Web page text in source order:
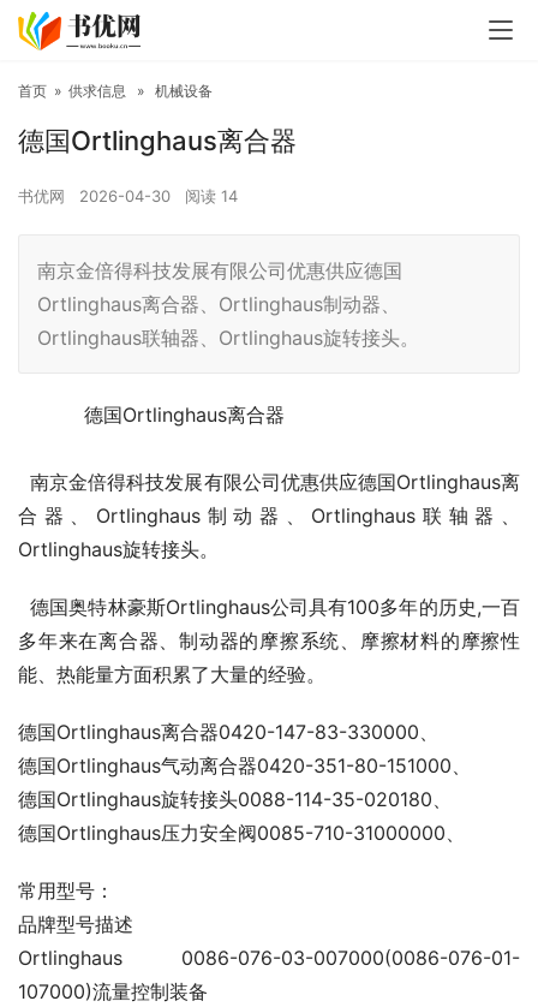
首页 » 供求信息 » 机械设备
德国Ortlinghaus离合器
书优网 2026-04-30 阅读 14
南京金倍得科技发展有限公司优惠供应德国
Ortlinghaus离合器、Ortlinghaus制动器、
Ortlinghaus联轴器、Ortlinghaus旋转接头。
德国Ortlinghaus离合器
南京金倍得科技发展有限公司优惠供应德国Ortlinghaus离
合器、Ortlinghaus制动器、Ortlinghaus联轴器、
Ortlinghaus旋转接头。
德国奥特林豪斯Ortlinghaus公司具有100多年的历史,一百
多年来在离合器、制动器的摩擦系统、摩擦材料的摩擦性
能、热能量方面积累了大量的经验。
德国Ortlinghaus离合器0420-147-83-330000、
德国Ortlinghaus气动离合器0420-351-80-151000、
德国Ortlinghaus旋转接头0088-114-35-020180、
德国Ortlinghaus压力安全阀0085-710-31000000、
常用型号：
品牌型号描述
Ortlinghaus 0086-076-03-007000(0086-076-01-
107000)流量控制装备